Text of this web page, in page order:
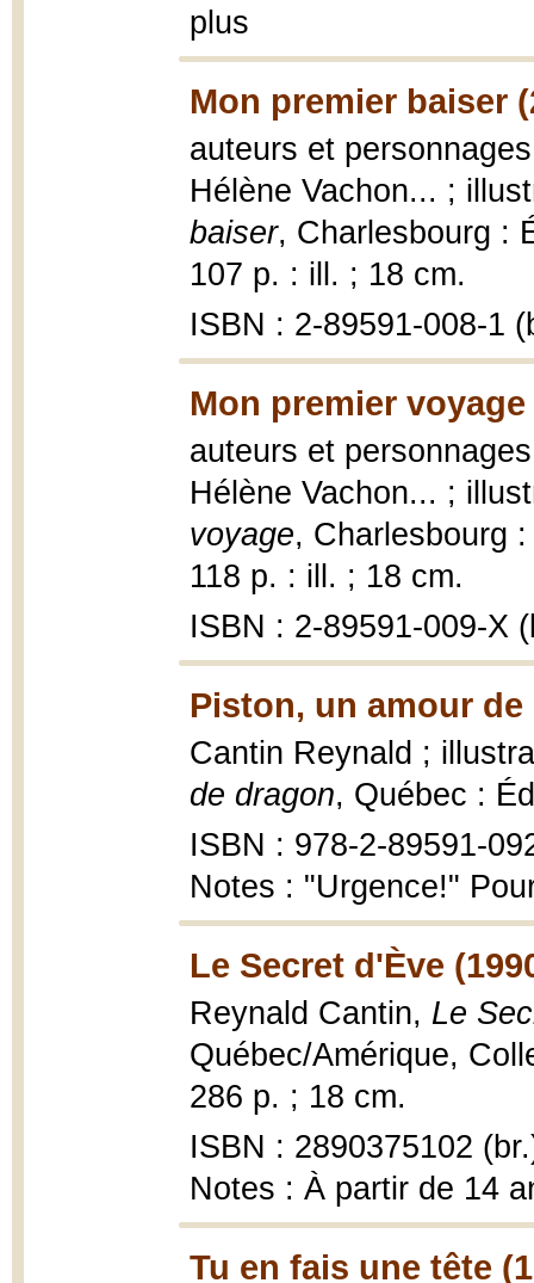
plus
Mon premier baiser
auteurs et
Hélène Vachon... ;
baiser, Charlesbourg :
107 p. : ill. ; 18 cm.
ISBN : 2-89591-008-1
Mon premier voyage
auteurs et
Hélène Vachon... ;
voyage, Charlesbourg
118 p. : ill. ; 18 cm.
ISBN : 2-89591-009-X
Piston, un amour de
Cantin Reynald ;
de dragon, Québec :
ISBN : 978-2-89591-
Notes : "Urgence!"
Le Secret d'Ève
Reynald Cantin, Le
Québec/Amérique,
286 p. ; 18 cm.
ISBN : 2890375102
Notes : À partir de 14
Tu en fais une tête